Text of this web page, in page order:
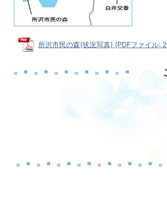
所沢市民の森(状況写真) (PDFファイル: